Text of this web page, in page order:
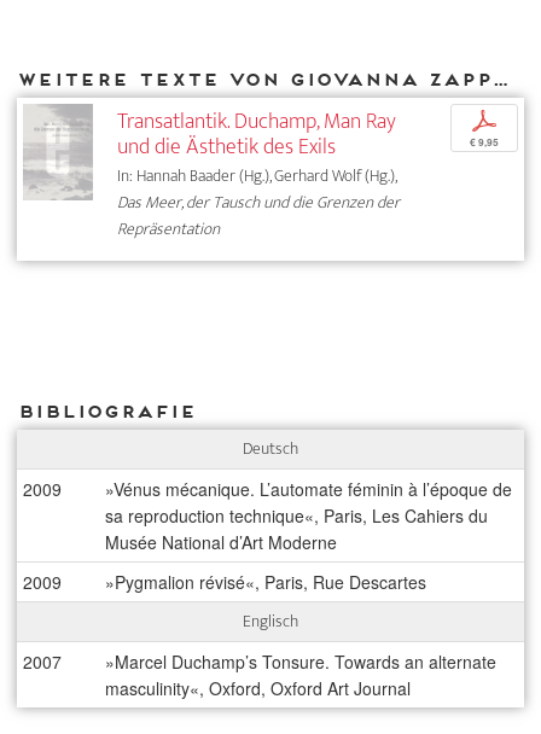
Weitere Texte von Giovanna Zapperi bei DIAPHANES
Transatlantik. Duchamp, Man Ray
und die Ästhetik des Exils
In: Hannah Baader (Hg.), Gerhard Wolf (Hg.),
Das Meer, der Tausch und die Grenzen der
Repräsentation
p
€ 9,95
Bibliografie
Deutsch
2009
»Vénus mécanique. L’automate féminin à l’époque de
sa reproduction technique«, Paris, Les Cahiers du
Musée National d’Art Moderne
2009
»Pygmalion révisé«, Paris, Rue Descartes
Englisch
2007
»Marcel Duchamp’s Tonsure. Towards an alternate
masculinity«, Oxford, Oxford Art Journal